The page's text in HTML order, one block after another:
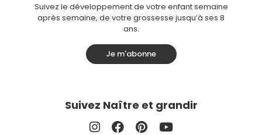
Suivez le développement de votre enfant semaine
après semaine, de votre grossesse jusqu’à ses 8
ans.
Je m'abonne
Suivez Naître et grandir